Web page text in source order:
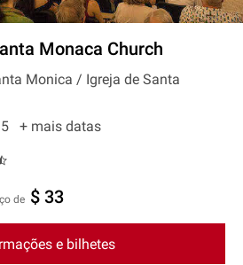
Monaca Church
Monica / Igreja de Santa
+ mais datas
de $ 33
e bilhetes